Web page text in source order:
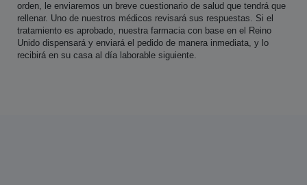
orden, le enviaremos un breve cuestionario de salud que tendrá que
rellenar. Uno de nuestros médicos revisará sus respuestas. Si el
tratamiento es aprobado, nuestra farmacia con base en el Reino
Unido dispensará y enviará el pedido de manera inmediata, y lo
recibirá en su casa al día laborable siguiente.